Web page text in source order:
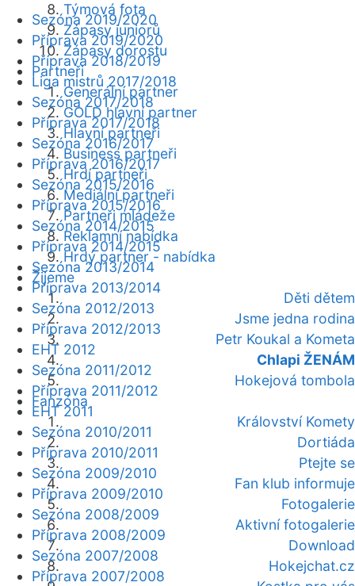
Týmová fota
Zápasy juniorů
Zápasy dorostu
Partneři
Generální partner
GOLD hlavní partner
Hlavní partneři
Business partneři
Hrdí partneři
Mediální partneři
Partneři mládeže
Reklamní nabídka
Hrdý partner - nabídka
Žijeme
Děti dětem
Jsme jedna rodina
Petr Koukal a Kometa
Chlapi ŽENÁM
Hokejová tombola
Fanzóna
Království Komety
Dortiáda
Ptejte se
Fan klub informuje
Fotogalerie
Aktivní fotogalerie
Download
Hokejchat.cz
Sezóna 2019/2020
Příprava 2019/2020
Příprava 2018/2019
Liga mistrů 2017/2018
Sezóna 2017/2018
Příprava 2017/2018
Sezóna 2016/2017
Příprava 2016/2017
Sezóna 2015/2016
Příprava 2015/2016
Sezóna 2014/2015
Příprava 2014/2015
Sezóna 2013/2014
Příprava 2013/2014
Sezóna 2012/2013
Příprava 2012/2013
EHT 2012
Sezóna 2011/2012
Příprava 2011/2012
EHT 2011
Sezóna 2010/2011
Příprava 2010/2011
Sezóna 2009/2010
Příprava 2009/2010
Sezóna 2008/2009
Příprava 2008/2009
Sezóna 2007/2008
Příprava 2007/2008